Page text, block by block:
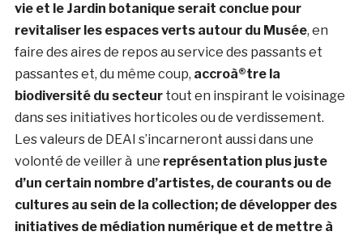
vie et le Jardin botanique serait conclue pour
revitaliser les espaces verts autour du Musée, en
faire des aires de repos au service des passants et
passantes et, du même coup, accroà®tre la
biodiversité du secteurtout en inspirant le voisinage
dans ses initiatives horticoles ou de verdissement.
Les valeurs de DEAI s’incarneront aussi dans une
volonté de veiller à une représentation plus juste
d’un certain nombre d’artistes, de courants ou de
cultures au sein de la collection; de développer des
initiatives de médiation numérique et de mettre à